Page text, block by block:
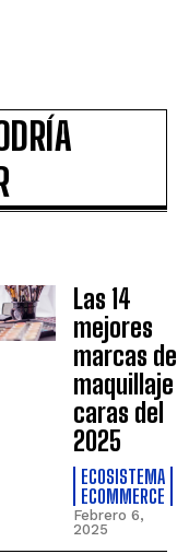
Las 14
mejores
marcas de
maquillaje
caras del
2025
ECOSISTEMA
ECOMMERCE
Febrero 6,
2025